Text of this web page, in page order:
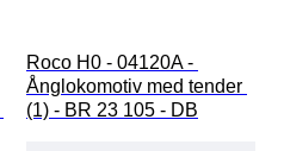
Roco H0 - 04120A -
Ånglokomotiv med tender
(1) - BR 23 105 - DB